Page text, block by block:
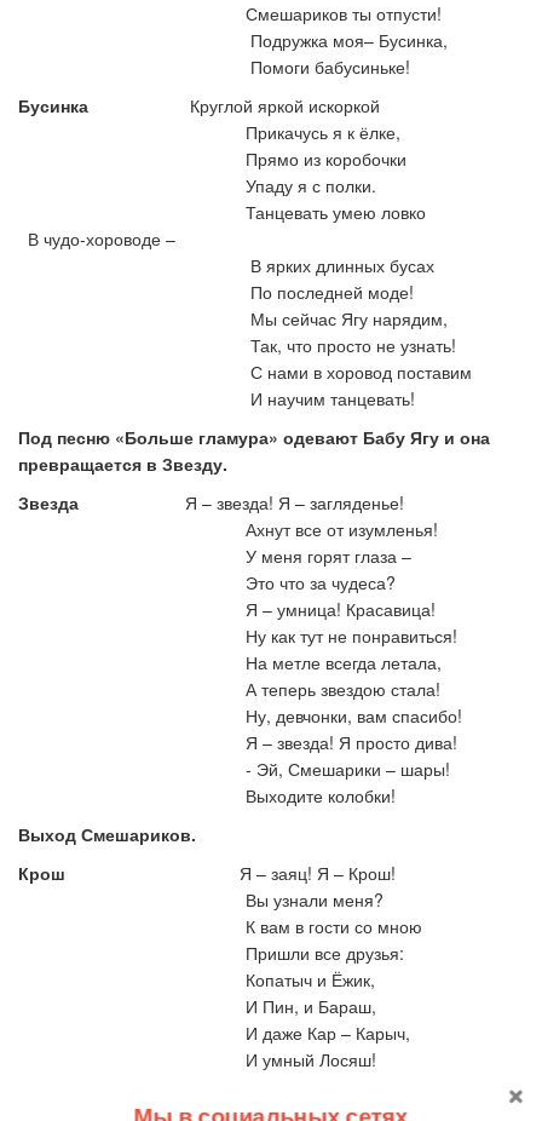
Смешариков ты отпусти!
Подружка моя– Бусинка,
Помоги бабусиньке!
Бусинка
Круглой яркой искоркой
Прикачусь я к ёлке,
Прямо из коробочки
Упаду я с полки.
Танцевать умею ловко
В чудо-хороводе –
В ярких длинных бусах
По последней моде!
Мы сейчас Ягу нарядим,
Так, что просто не узнать!
С нами в хоровод поставим
И научим танцевать!
Под песню «Больше гламура» одевают Бабу Ягу и она
превращается в Звезду.
Звезда
Я – звезда! Я – загляденье!
Ахнут все от изумленья!
У меня горят глаза –
Это что за чудеса?
Я – умница! Красавица!
Ну как тут не понравиться!
На метле всегда летала,
А теперь звездою стала!
Ну, девчонки, вам спасибо!
Я – звезда! Я просто дива!
- Эй, Смешарики – шары!
Выходите колобки!
Выход Смешариков.
Крош
Я – заяц! Я – Крош!
Вы узнали меня?
К вам в гости со мною
Пришли все друзья:
Копатыч и Ёжик,
И Пин, и Бараш,
И даже Кар – Карыч,
И умный Лосяш!
Мы в социальных сетях